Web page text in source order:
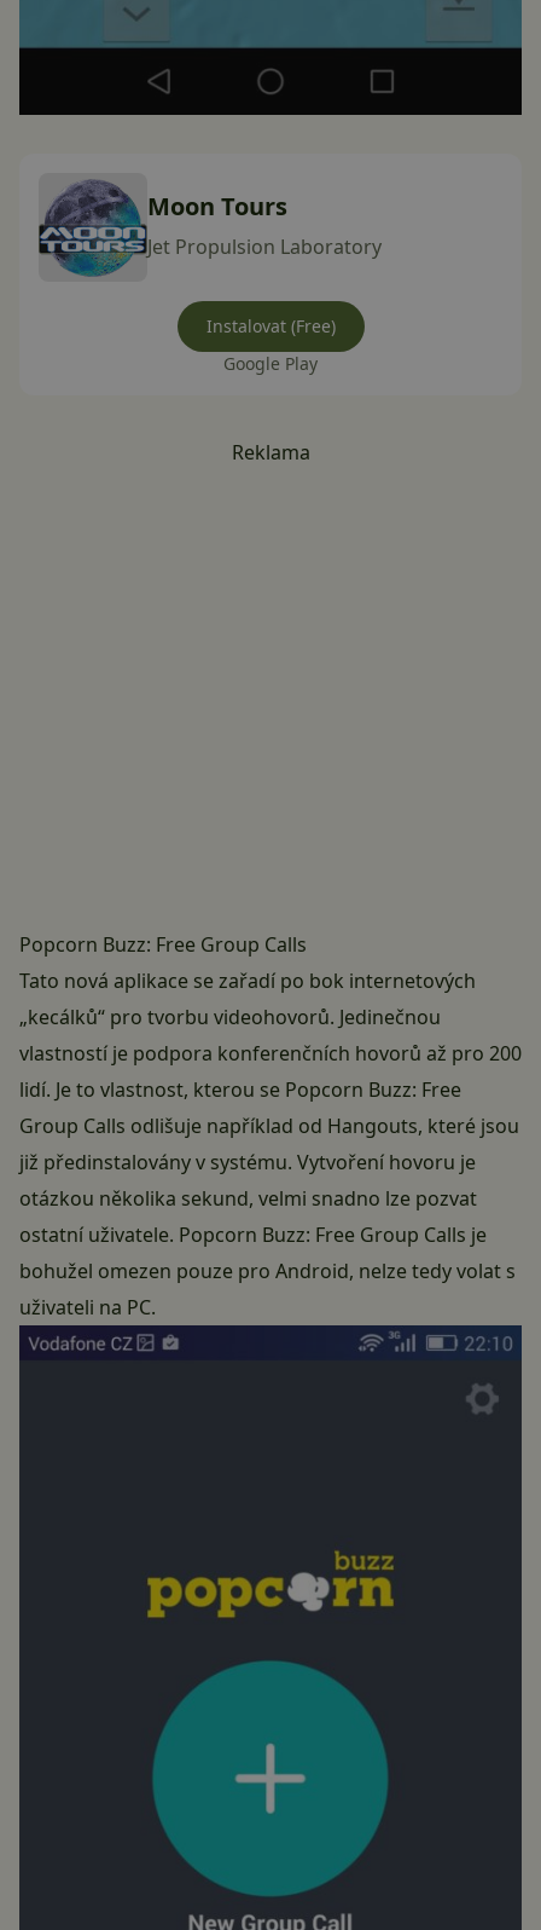
Moon Tours
Jet Propulsion Laboratory
Instalovat (Free)
Google Play
Reklama
Popcorn Buzz: Free Group Calls
Tato nová aplikace se zařadí po bok internetových
„kecálků“ pro tvorbu videohovorů. Jedinečnou
vlastností je podpora konferenčních hovorů až pro 200
lidí. Je to vlastnost, kterou se Popcorn Buzz: Free
Group Calls odlišuje například od Hangouts, které jsou
již předinstalovány v systému. Vytvoření hovoru je
otázkou několika sekund, velmi snadno lze pozvat
ostatní uživatele. Popcorn Buzz: Free Group Calls je
bohužel omezen pouze pro Android, nelze tedy volat s
uživateli na PC.